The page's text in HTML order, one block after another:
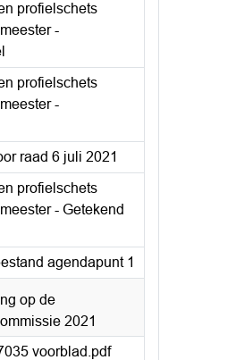
profielschets
-
profielschets
-
raad 6 juli 2021
profielschets
- Getekend
agendapunt 1
op de
2021
voorblad.pdf